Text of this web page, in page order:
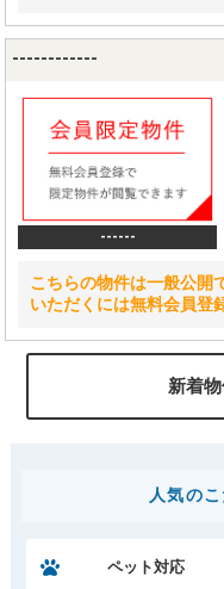
------------
------
こちらの物件は一般公開
いただくには無料会員登
新着
人気の
ペット対応